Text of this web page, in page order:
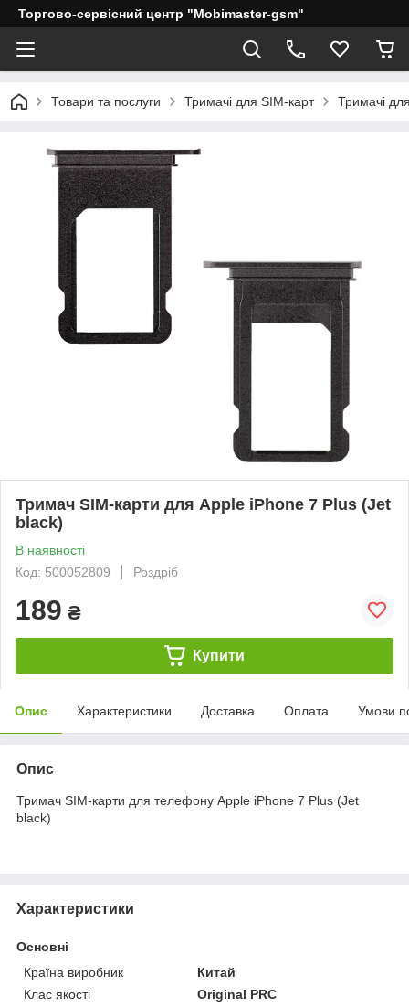
Торгово-сервісний центр "Mobimaster-gsm"
Товари та послуги Тримачі для SIM-карт Тримачі
Тримач SIM-карти для Apple iPhone 7 Plus (Jet
black)
В наявності
Код: 500052809
Роздріб
189 ₴
Купити
Опис Характеристики Доставка Оплата Умови
Опис
Тримач SIM-карти для телефону Apple iPhone 7 Plus (Jet
black)
Характеристики
Основні
Країна виробник
Китай
Клас якості
Original PRC